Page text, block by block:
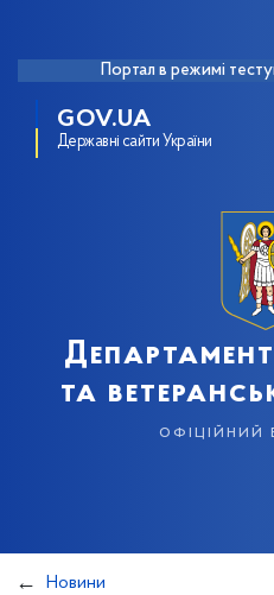
Портал в режимі
GOV.UA
Державні сайти України
та
офіційний
Новини